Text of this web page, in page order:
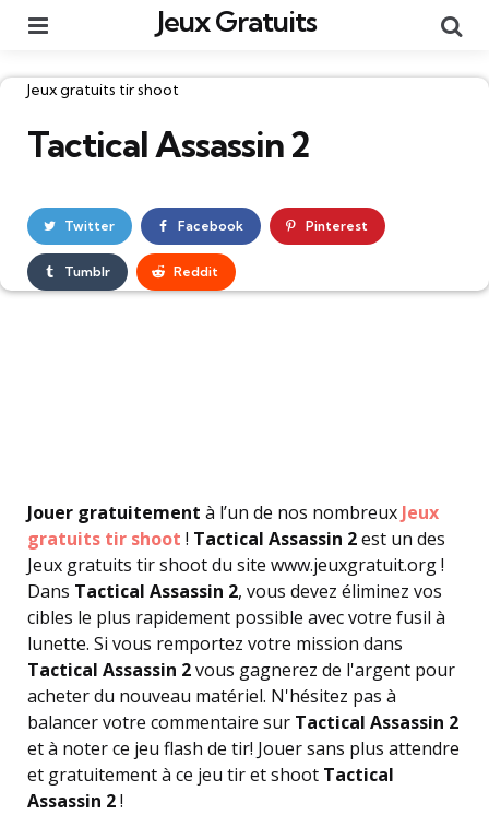
Jeux Gratuits
Catégories
Jeux gratuits tir shoot
Tactical Assassin 2
Twitter Facebook Pinterest
Tumblr Reddit
Jouer gratuitement à l’un de nos nombreux Jeux
gratuits tir shoot ! Tactical Assassin 2est un des
Jeux gratuits tir shoot du site www.jeuxgratuit.org !
Dans Tactical Assassin 2, vous devez éliminez vos
cibles le plus rapidement possible avec votre fusil à
lunette. Si vous remportez votre mission dans
Tactical Assassin 2vous gagnerez de l'argent pour
acheter du nouveau matériel. N'hésitez pas à
balancer votre commentaire sur Tactical Assassin 2
et à noter ce jeu flash de tir! Jouer sans plus attendre
et gratuitement à ce jeu tir et shoot Tactical
Assassin 2!